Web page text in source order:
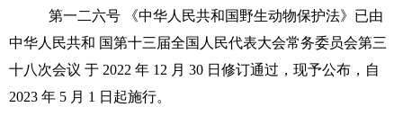
第一二六号 《中华人民共和国野生动物保护法》已由
中华人民共和 国第十三届全国人民代表大会常务委员会第三
十八次会议 于 2022 年 12 月 30 日修订通过，现予公布，自
2023 年 5 月 1 日起施行。